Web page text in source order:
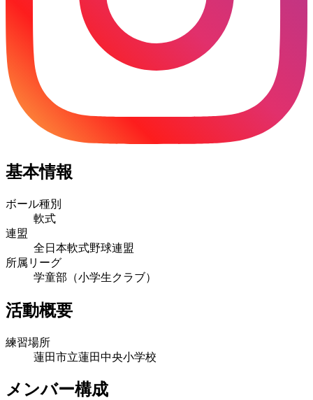
基本情報
ボール種別
軟式
連盟
全日本軟式野球連盟
所属リーグ
学童部（小学生クラブ）
活動概要
練習場所
蓮田市立蓮田中央小学校
メンバー構成